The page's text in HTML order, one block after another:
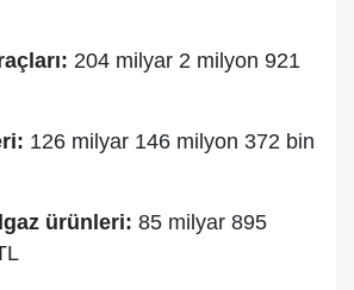
204 milyar 2 milyon 921
126 milyar 146 milyon 372 bin
ürünleri: 85 milyar 895